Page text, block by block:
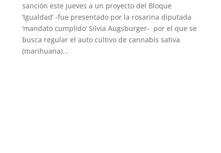
sanción este jueves a un proyecto del Bloque
‘Igualdad’ -fue presentado por la rosarina diputada
‘mandato cumplido’ Silvia Augsburger- por el que se
busca regular el auto cultivo de cannabis sativa
(marihuana)...